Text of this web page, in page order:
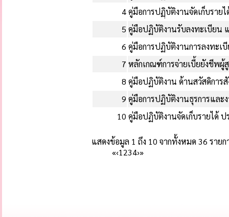
4คู่มือการปฏฺิบัติงานจัดเก็บรายไ
5 คู่มือปฏิบัติงานรับลงทะเบียน
6 คู่มือการปฏิบัติงานการลงทะเ
7 หลักเกณฑ์การจ่ายเบี้ยยังชีพผู้
8 คู่มือปฏิบัติงาน ด้านสวัสดิการ
9 คู่มือการปฏิบัติงานธุรการและ
10 คู่มือปฏิบัติงานจัดเก็บรายได้
แสดงข้อมูล 1 ถึง 10 จากทั้งหมด 36 รายก
«‹1234›»